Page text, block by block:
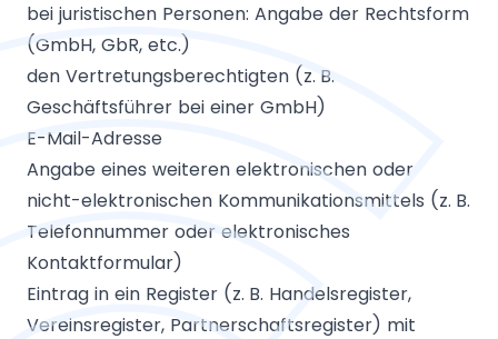
bei juristischen Personen: Angabe der Rechtsform
(GmbH, GbR, etc.)
den Vertretungsberechtigten (z. B.
Geschäftsführer bei einer GmbH)
E-Mail-Adresse
Angabe eines weiteren elektronischen oder
nicht-elektronischen Kommunikationsmittels (z. B.
Telefonnummer oder elektronisches
Kontaktformular)
Eintrag in ein Register (z. B. Handelsregister,
Vereinsregister, Partnerschaftsregister) mit